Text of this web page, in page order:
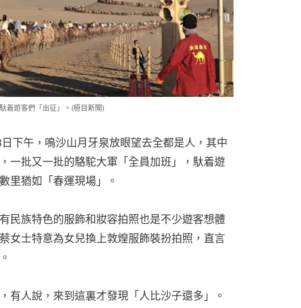
着遊客們「出征」。(極目新聞)
下午，鳴沙山月牙泉放眼望去全都是人，其中
一批又一批的駱駝大軍「全員加班」，馱着遊
里猶如「春運現場」。
民族特色的服飾和妝容拍照也是不少遊客想體
女士特意為女兒換上敦煌服飾裝扮拍照，直言
有人說，來到這裏才發現「人比沙子還多」。